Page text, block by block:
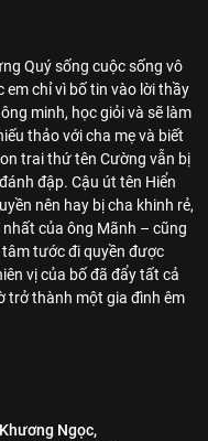
Quý sống cuộc sống vô
em chỉ vì bố tin vào lời thầy
minh, học giỏi và sẽ làm
thảo với cha mẹ và biết
trai thứ tên Cường vẫn bị
đập. Cậu út tên Hiển
nên hay bị cha khinh rẻ,
của ông Mãnh – cũng
tước đi quyền được
vị của bố đã đẩy tất cả
trở thành một gia đình êm
Khương Ngọc,